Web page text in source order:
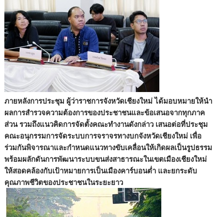
ภายหลังการประชุม ผู้ว่าราชการจังหวัดเชียงใหม่ ได้มอบหมายให้นำ
ผลการสำรวจความต้องการของประชาชนและข้อเสนอจากทุกภาค
ส่วน รวมถึงแนวคิดการจัดตั้งคณะทำงานดังกล่าว เสนอต่อที่ประชุม
คณะอนุกรรมการจัดระบบการจราจรทางบกจังหวัดเชียงใหม่ เพื่อ
ร่วมกันพิจารณาและกำหนดแนวทางขับเคลื่อนให้เกิดผลเป็นรูปธรรม
พร้อมผลักดันการพัฒนาระบบขนส่งสาธารณะในเขตเมืองเชียงใหม่
ให้สอดคล้องกับเป้าหมายการเป็นเมืองคาร์บอนต่ำ และยกระดับ
คุณภาพชีวิตของประชาชนในระยะยาว